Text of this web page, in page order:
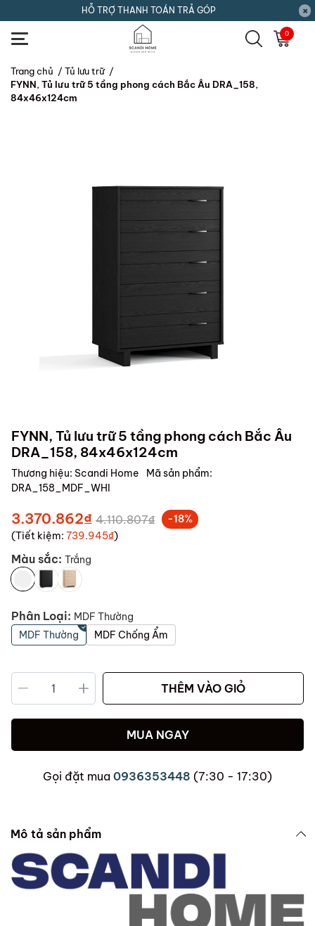
HỖ TRỢ THANH TOÁN TRẢ GÓP
0
Trang chủ / Tủ lưu trữ /
FYNN, Tủ lưu trữ 5 tầng phong cách Bắc Âu DRA_158,
84x46x124cm
FYNN, Tủ lưu trữ 5 tầng phong cách Bắc Âu
DRA_158, 84x46x124cm
Thương hiệu: Scandi Home
Mã sản phẩm:
DRA_158_MDF_WHI
3.370.862₫ 4.110.807₫
-18%
(Tiết kiệm: 739.945₫)
Màu sắc: Trắng
Phân Loại: MDF Thường
MDF Thường
MDF Chống Ẩm
THÊM VÀO GIỎ
MUA NGAY
Gọi đặt mua 0936353448 (7:30 - 17:30)
Mô tả sản phẩm